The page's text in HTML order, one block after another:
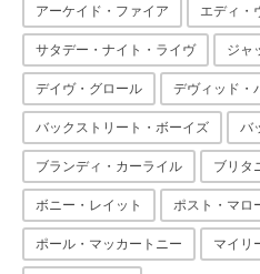
アーケイド・ファイア エディ・
サタデー・ナイト・ライヴ ジャ
デイヴ・グロール デヴィッド・
バックストリート・ボーイズ バ
ブランディ・カーライル ブリタ
ボニー・レイット ポスト・マロ
ポール・マッカートニー マイリ